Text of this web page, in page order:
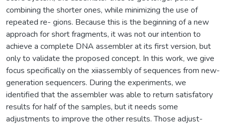
combining the shorter ones, while minimizing the use of
repeated re- gions. Because this is the beginning of a new
approach for short fragments, it was not our intention to
achieve a complete DNA assembler at its first version, but
only to validate the proposed concept. In this work, we give
focus specifically on the xiiassembly of sequences from new-
generation sequencers. During the experiments, we
identified that the assembler was able to return satisfatory
results for half of the samples, but it needs some
adjustments to improve the other results. Those adjust-